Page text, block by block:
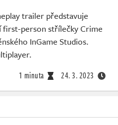
trailer představuje
person střílečky Crime
InGame Studios.
1 minuta 24. 3. 2023